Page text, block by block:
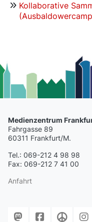
Kollaborative
Medienzentrum
Fahrgasse 89
60311 Frankfurt/M.
Tel.: 069-212 4 98 98
Fax: 069-212 7 41 00
Anfahrt